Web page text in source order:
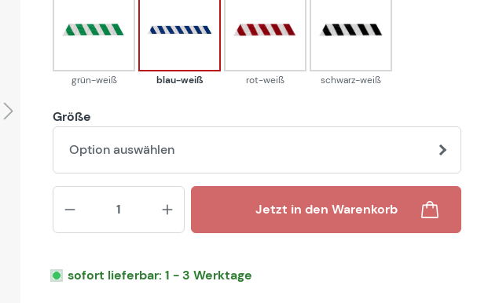
grün-weiß
grün-weiß
blau-weiß
blau-weiß
rot-weiß
rot-weiß
schwarz-weiß
schwarz-weiß
Größe
Option auswählen
Produkt Anzahl: Gib den
Jetzt in den Warenkorb
sofort lieferbar: 1 - 3 Werktage